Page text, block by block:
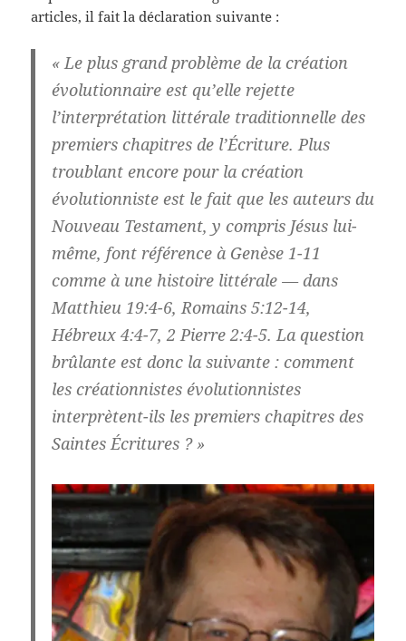
articles, il fait la déclaration suivante :
« Le plus grand problème de la création
évolutionnaire est qu’elle rejette
l’interprétation littérale traditionnelle des
premiers chapitres de l’Écriture. Plus
troublant encore pour la création
évolutionniste est le fait que les auteurs du
Nouveau Testament, y compris Jésus lui-
même, font référence à Genèse 1-11
comme à une histoire littérale — dans
Matthieu 19:4-6, Romains 5:12-14,
Hébreux 4:4-7, 2 Pierre 2:4-5. La question
brûlante est donc la suivante : comment
les créationnistes évolutionnistes
interprètent-ils les premiers chapitres des
Saintes Écritures ? »